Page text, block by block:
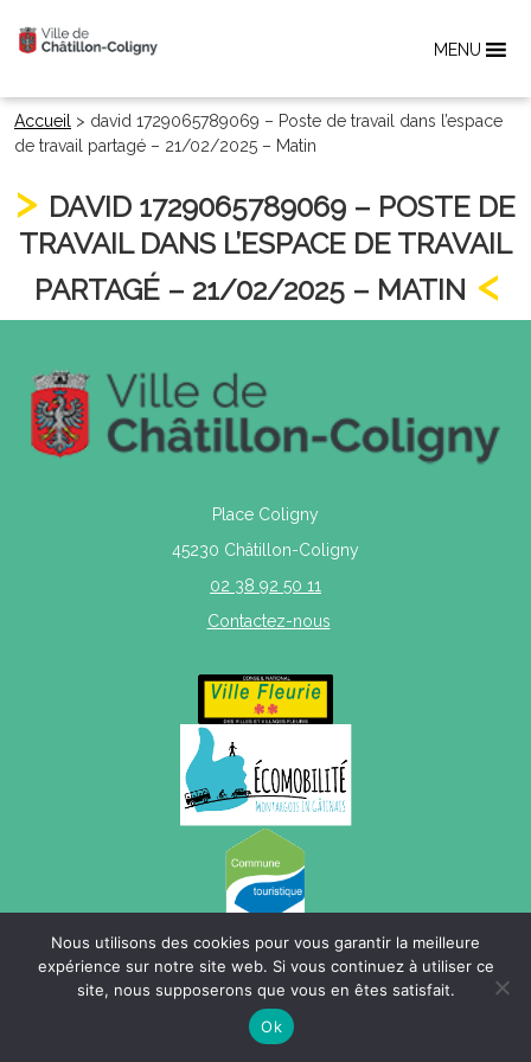
MENU
Accueil > david 1729065789069 – Poste de travail dans l’espace
de travail partagé – 21/02/2025 – Matin
DAVID 1729065789069 – POSTE DE
TRAVAIL DANS L’ESPACE DE TRAVAIL
PARTAGÉ – 21/02/2025 – MATIN
Place Coligny
45230 Châtillon-Coligny
02 38 92 50 11
Contactez-nous
Mentions légales| Politique de confidentialité | Plan du site
Nous utilisons des cookies pour vous garantir la meilleure
expérience sur notre site web. Si vous continuez à utiliser ce
site, nous supposerons que vous en êtes satisfait.
Ok